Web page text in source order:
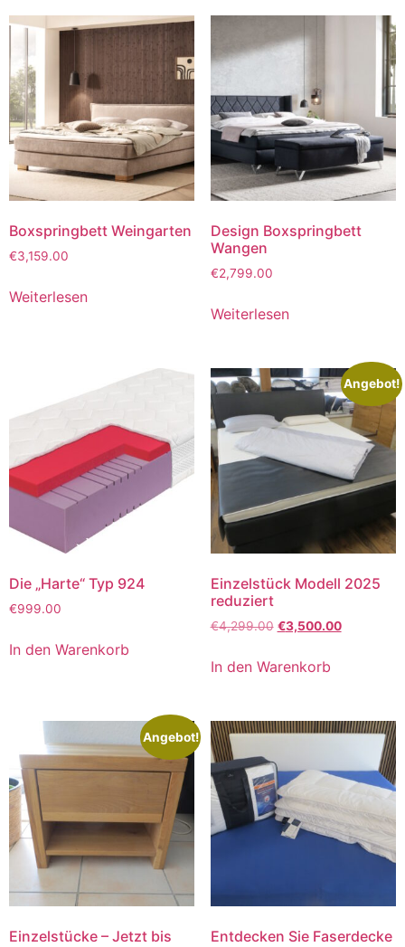
Boxspringbett Weingarten
€3,159.00
Weiterlesen
Design Boxspringbett
Wangen
€2,799.00
Weiterlesen
Die „Harte“ Typ 924
€999.00
In den Warenkorb
Angebot!
Einzelstück Modell 2025
reduziert
€4,299.00 €3,500.00
In den Warenkorb
Angebot!
Einzelstücke – Jetzt bis
Entdecken Sie Faserdecke